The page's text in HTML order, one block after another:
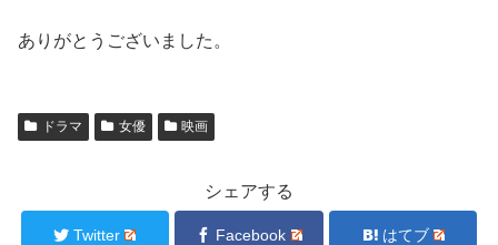
ありがとうございました。
ドラマ 女優 映画
シェアする
Twitter Facebook はてブ